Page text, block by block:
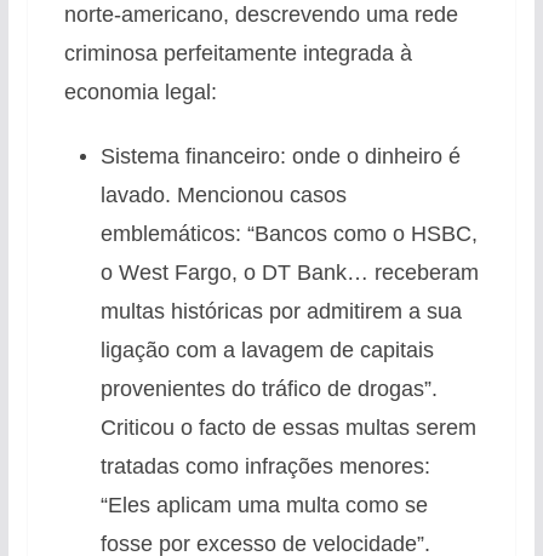
norte-americano, descrevendo uma rede
criminosa perfeitamente integrada à
economia legal:
Sistema financeiro: onde o dinheiro é
lavado. Mencionou casos
emblemáticos: “Bancos como o HSBC,
o West Fargo, o DT Bank… receberam
multas históricas por admitirem a sua
ligação com a lavagem de capitais
provenientes do tráfico de drogas”.
Criticou o facto de essas multas serem
tratadas como infrações menores:
“Eles aplicam uma multa como se
fosse por excesso de velocidade”.